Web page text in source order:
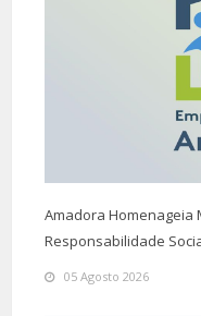
Amadora Homenageia
Responsabilidade
05 Agosto 2026